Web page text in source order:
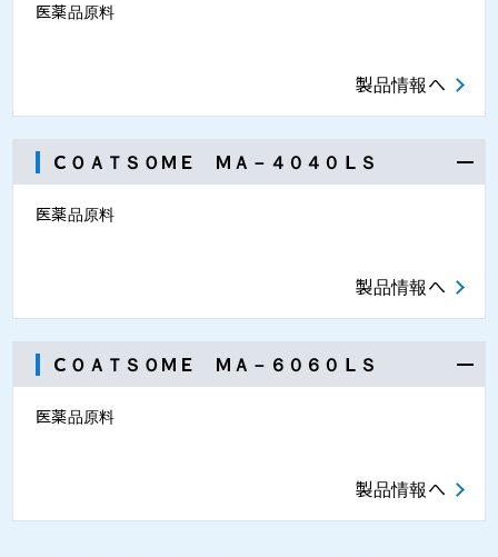
医薬品原料
製品情報へ
ＣＯＡＴＳＯＭＥ ＭＡ－４０４０ＬＳ
医薬品原料
製品情報へ
ＣＯＡＴＳＯＭＥ ＭＡ－６０６０ＬＳ
医薬品原料
製品情報へ